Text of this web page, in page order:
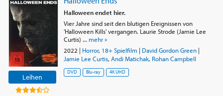
Leihen
Halloween endet hier.
Vier Jahre sind seit den blutigen Ereignissen von
'Halloween Kills' vergangen. Laurie Strode (Jamie Lee
Curtis) ... mehr »
2022 | Horror, 18+ Spielfilm | David Gordon Green|
Jamie Lee Curtis, Andi Matichak, Rohan Campbell
DVD Blu-ray 4K UHD